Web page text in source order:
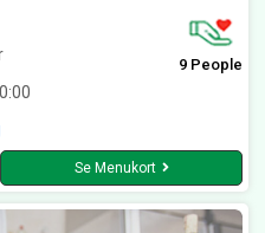
9 People
Se Menukort